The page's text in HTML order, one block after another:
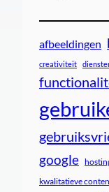
afbeeldingen
creativiteit
google
kwalitatieve